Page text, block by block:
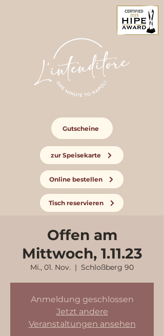
Gutscheine
zur Speisekarte
Online bestellen
Tisch reservieren
Offen am
Mittwoch, 1.11.23
Mi., 01. Nov.
  |
Schloßberg 90
Anmeldung geschlossen
Jetzt andere
Veranstaltungen ansehen